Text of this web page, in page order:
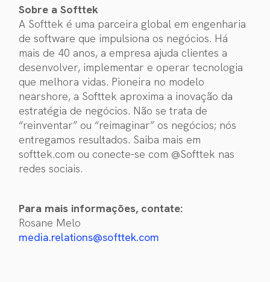
Sobre a Softtek
A Softtek é uma parceira global em engenharia
de software que impulsiona os negócios. Há
mais de 40 anos, a empresa ajuda clientes a
desenvolver, implementar e operar tecnologia
que melhora vidas. Pioneira no modelo
nearshore, a Softtek aproxima a inovação da
estratégia de negócios. Não se trata de
“reinventar” ou “reimaginar” os negócios; nós
entregamos resultados. Saiba mais em
softtek.com ou conecte-se com @Softtek nas
redes sociais.
Para mais informações, contate:
Rosane Melo
media.relations@softtek.com